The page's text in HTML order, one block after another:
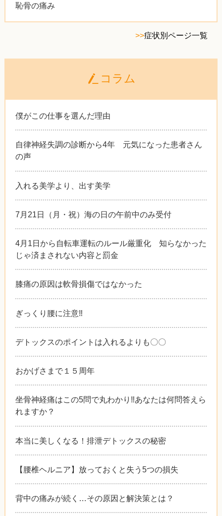
恥骨の痛み
>>症状別ページ一覧
コラム
僕がこの仕事を選んだ理由
自律神経失調の診断から4年 元気になった患者さん
の声
入れる美学より、出す美学
7月21日（月・祝）海の日の午前中のみ受付
4月1日から自転車運転のルール厳重化 知らなかった
じゃ済まされない内容と罰金
膝痛の原因は軟骨損傷ではなかった
ぎっくり腰に注意‼︎
デトックスのポイントは入れるよりも〇〇
おかげさまで１５周年
坐骨神経痛はこの5問で丸わかり‼︎あなたは何問答えら
れますか？
本当に美しくなる！排泄デトックスの秘密
【腰椎ヘルニア】放っておくと失う5つの損失
背中の痛みが続く…その原因と解決策とは？